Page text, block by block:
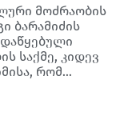
მოძრაობის
ბარამიძის
საქმე, კიდევ
რომ…